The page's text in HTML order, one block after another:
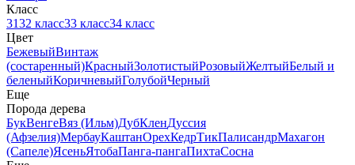
Класс
3132 класс33 класс34 класс
Цвет
БежевыйВинтаж
(состаренный)КрасныйЗолотистыйРозовыйЖелтыйБелый и
беленыйКоричневыйГолубойЧерный
Еще
Порода дерева
БукВенгеВяз (Ильм)ДубКленДуссия
(Афзелия)МербауКаштанОрехКедрТикПалисандрМахагон
(Сапеле)ЯсеньЯтобаПанга-пангаПихтаСосна